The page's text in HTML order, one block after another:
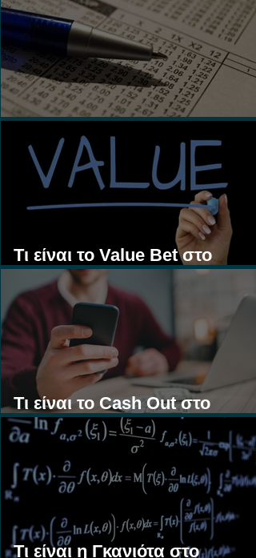
Τι είναι τα Ασιατικά Χάντικαπ;
Τι είναι το Value Bet στο
Στοίχημα;
Τι είναι το Cash Out στο
Στοίχημα;
Τι είναι η Γκανιότα στο